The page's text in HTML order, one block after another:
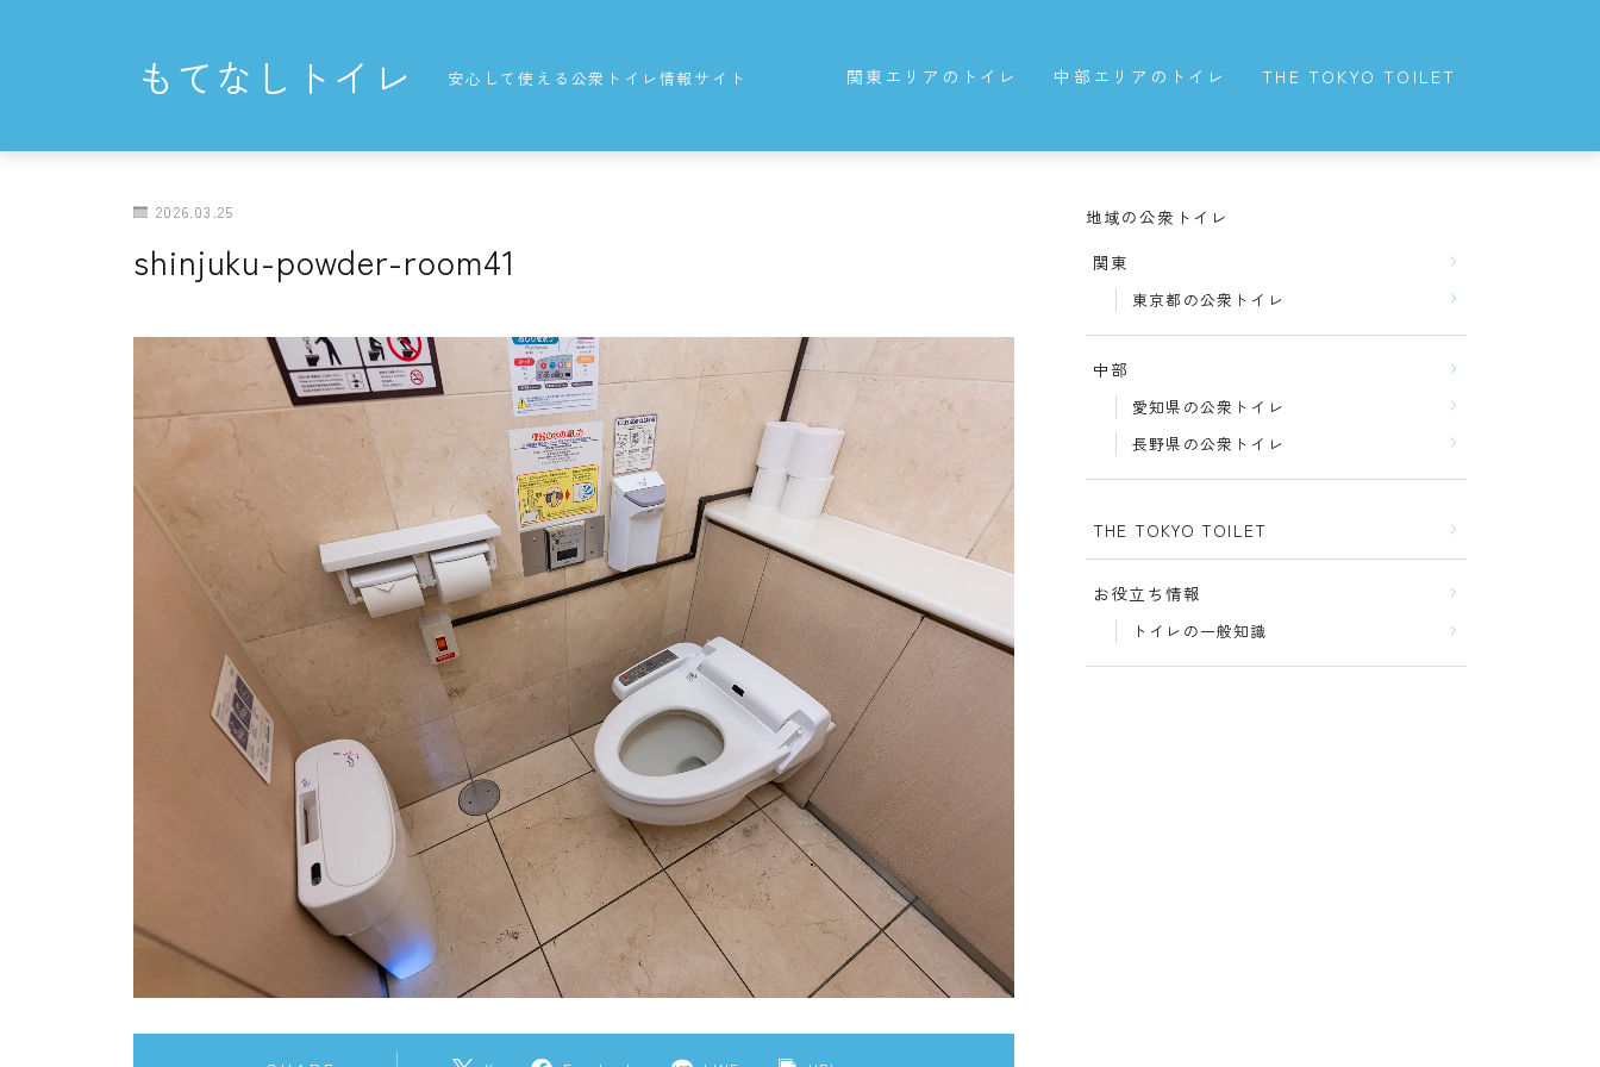
もてなしトイレ 安心して使える公衆トイレ情報サイト 関東エリアのトイレ 中部エリアのトイレ THE TOKYO TOILET
2026.03.25
shinjuku-powder-room41
地域の公衆トイレ
関東
東京都の公衆トイレ
中部
愛知県の公衆トイレ
長野県の公衆トイレ
THE TOKYO TOILET
お役立ち情報
トイレの一般知識